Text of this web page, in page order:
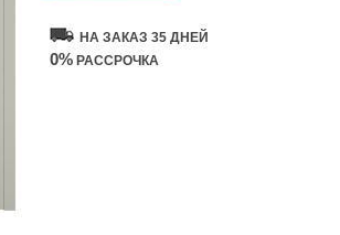
НА ЗАКАЗ 35 ДНЕЙ
0% РАССРОЧКА